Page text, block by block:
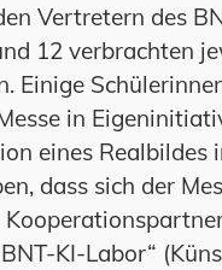
Vertretern des
12 verbrachten
Einige
in
eines Realbildes
dass sich der
KI-Labor“